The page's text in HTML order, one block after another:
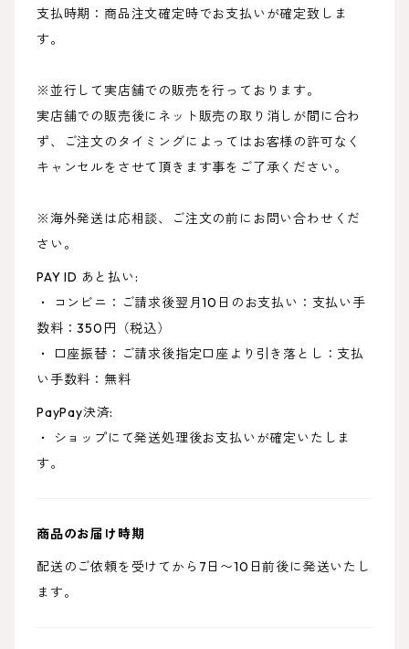
支払時期：商品注文確定時でお支払いが確定致しま
す。
※並行して実店舗での販売を行っております。
実店舗での販売後にネット販売の取り消しが間に合わ
ず、ご注文のタイミングによってはお客様の許可なく
キャンセルをさせて頂きます事をご了承ください。
※海外発送は応相談、ご注文の前にお問い合わせくだ
さい。
PAY ID あと払い:
・ コンビニ：ご請求後翌月10日のお支払い：支払い手
数料：350円（税込）
・ 口座振替：ご請求後指定口座より引き落とし：支払
い手数料：無料
PayPay決済:
・ ショップにて発送処理後お支払いが確定いたしま
す。
商品のお届け時期
配送のご依頼を受けてから7日〜10日前後に発送いたし
ます。